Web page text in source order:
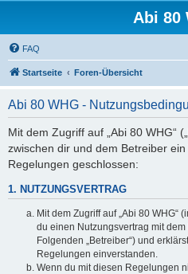
Abi 80
FAQ
Startseite Foren-Übersicht
Abi 80 WHG -
Mit dem Zugriff auf „Abi 80 WHG“
zwischen dir und dem Betreiber
Regelungen geschlossen:
1. NUTZUNGSVERTRAG
Mit dem Zugriff auf „Abi 80 WHG“
du einen Nutzungsvertrag mit
Folgenden „Betreiber“) und
Regelungen einverstanden.
Wenn du mit diesen Regelungen